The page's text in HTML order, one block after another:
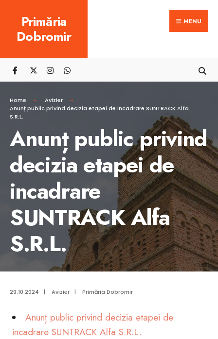
content
Primăria
Dobromir
MENU
Home
Avizier
Anunț public privind decizia etapei de incadrare SUNTRACK Alfa
S.R.L.
Anunț public privind
decizia etapei de
incadrare
SUNTRACK Alfa
S.R.L.
29.10.2024 | Avizier | Primăria Dobromir
Anunț public privind decizia etapei de
incadrare SUNTRACK Alfa S.R.L.
for: